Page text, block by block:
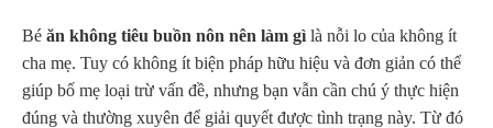
Bé ăn không tiêu buồn nôn nên làm gì là nỗi lo của không ít
cha mẹ. Tuy có không ít biện pháp hữu hiệu và đơn giản có thể
giúp bố mẹ loại trừ vấn đề, nhưng bạn vẫn cần chú ý thực hiện
đúng và thường xuyên để giải quyết được tình trạng này. Từ đó